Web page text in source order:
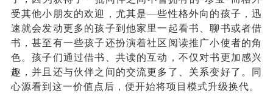
受其他小朋友的欢迎
， 尤其是—些性格外向的孩子，迅
速就会发动更多的孩子到他家里一起看书、聊书或者借
书，甚至有一些孩子还扮演着社区阅读推广小使者的角
色。孩子们通过借书、共读的互动，不仅对书更加感兴
趣，并且还与伙伴之间的交流更多了、关系变好了。同
心源看到这一价值点后，便开始将项目模式升级换代。